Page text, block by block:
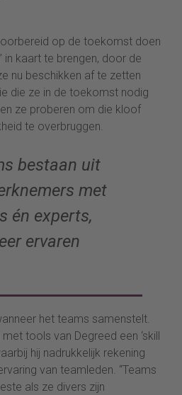
op de toekomst doen
in kaart te brengen, door de
nu beschikken af te zetten
die ze in de toekomst nodig
ze proberen om die kloof
te overbruggen.
bestaan uit
met
én experts,
ervaren
het teams samenstelt.
tools van Degreed een ‘skill
hij nadrukkelijk rekening
van teamleden. “Teams
als ze divers zijn